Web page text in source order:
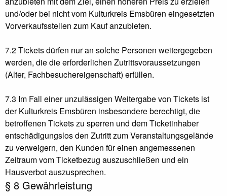
und/oder bei nicht vom Kulturkreis Emsbüren eingesetzten
Vorverkaufsstellen zum Kauf anzubieten.
7.2 Tickets dürfen nur an solche Personen weitergegeben
werden, die die erforderlichen Zutrittsvoraussetzungen
(Alter, Fachbesuchereigenschaft) erfüllen.
7.3 Im Fall einer unzulässigen Weitergabe von Tickets ist
der Kulturkreis Emsbüren insbesondere berechtigt, die
betroffenen Tickets zu sperren und dem Ticketinhaber
entschädigungslos den Zutritt zum Veranstaltungsgelände
zu verweigern, den Kunden für einen angemessenen
Zeitraum vom Ticketbezug auszuschließen und ein
Hausverbot auszusprechen.
§ 8 Gewährleistung